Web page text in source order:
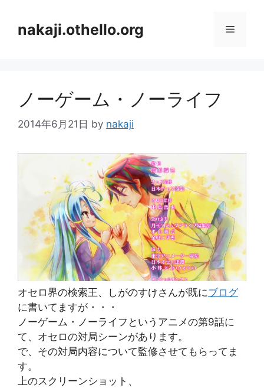
nakaji.othello.org メ
ノーゲーム・ノーライフ
2014年6月21日 by nakaji
オセロ界の検索王、しがのすけさんが既にブログ
に書いてますが・・・
ノーゲーム・ノーライフというアニメの第9話に
て、オセロの対局シーンがあります。
で、その対局内容について監修させてもらってま
す。
上のスクリーンショット、